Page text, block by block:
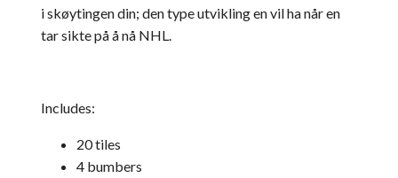
i skøytingen din; den type utvikling en vil ha når en
tar sikte på å nå NHL.
Includes:
20 tiles
4 bumbers